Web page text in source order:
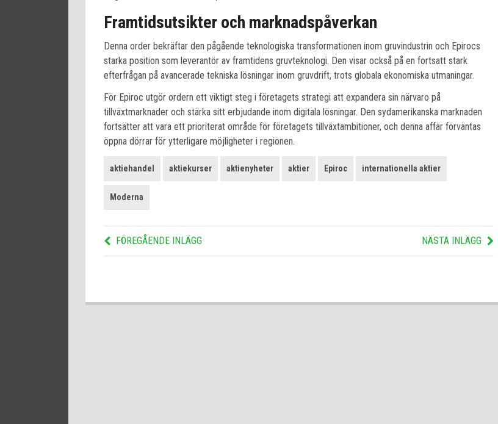
Framtidsutsikter och marknadspåverkan
Denna order bekräftar den pågående teknologiska transformationen inom gruvindustrin och Epirocs
starka position som leverantör av framtidens gruvteknologi. Den visar också på en fortsatt stark
efterfrågan på avancerade tekniska lösningar inom gruvdrift, trots globala ekonomiska utmaningar.
För Epiroc utgör ordern ett viktigt steg i företagets strategi att expandera sin närvaro på
tillväxtmarknader och stärka sitt erbjudande inom digitala lösningar. Den sydamerikanska marknaden
fortsätter att vara ett prioriterat område för företagets tillväxtambitioner, och denna affär förväntas
öppna dörrar för ytterligare möjligheter i regionen.
aktiehandel aktiekurser aktienyheter aktier Epiroc internationella aktier
Moderna
FÖREGÅENDE INLÄGG NÄSTA INLÄGG